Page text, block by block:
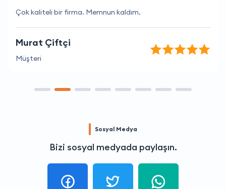
Çok kaliteli bir firma. Memnun kaldım.
Murat Çiftçi
Müşteri
Sosyal Medya
Bizi sosyal medyada paylaşın.